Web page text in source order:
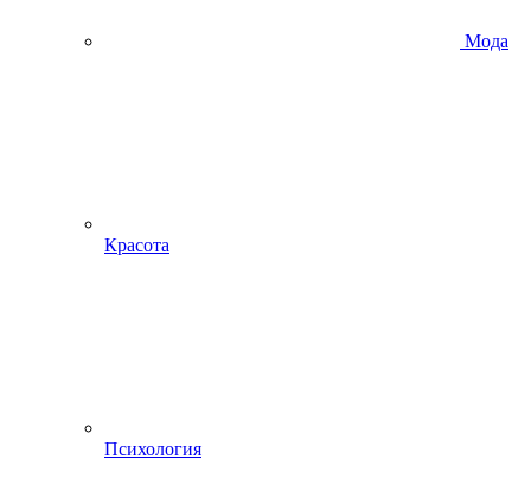
Мода
Красота
Психология